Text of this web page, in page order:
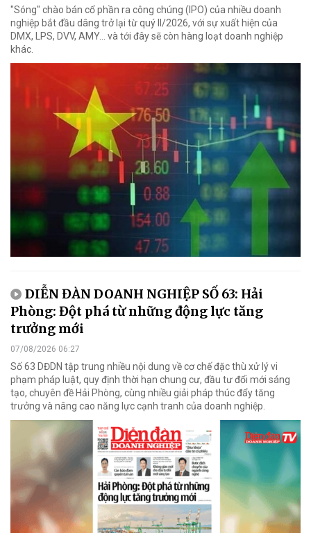
"Sóng" chào bán cổ phần ra công chúng (IPO) của nhiều doanh
nghiệp bắt đầu dâng trở lại từ quý II/2026, với sự xuất hiện của
DMX, LPS, DVV, AMY... và tới đây sẽ còn hàng loạt doanh nghiệp
khác.
DIỄN ĐÀN DOANH NGHIỆP SỐ 63: Hải
Phòng: Đột phá từ những động lực tăng
trưởng mới
07/08/2026 06:27
Số 63 DĐDN tập trung nhiều nội dung về cơ chế đặc thù xử lý vi
phạm pháp luật, quy định thời hạn chung cư, đầu tư đổi mới sáng
tạo, chuyên đề Hải Phòng, cùng nhiều giải pháp thúc đẩy tăng
trưởng và nâng cao năng lực cạnh tranh của doanh nghiệp.